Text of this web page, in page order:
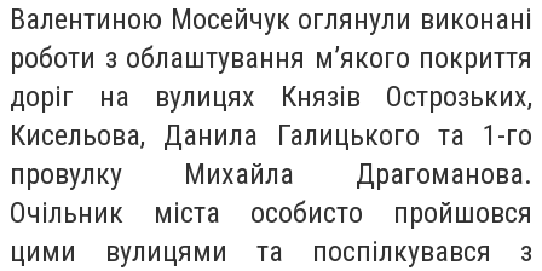
Валентиною Мосейчук оглянули виконані
роботи з облаштування м’якого покриття
доріг на вулицях Князів Острозьких,
Кисельова, Данила Галицького та 1-го
провулку Михайла Драгоманова.
Очільник міста особисто пройшовся
цими вулицями та поспілкувався з